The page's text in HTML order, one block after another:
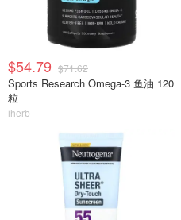
$54.79 $71.62
Sports Research Omega-3 鱼油 120
粒
iherb